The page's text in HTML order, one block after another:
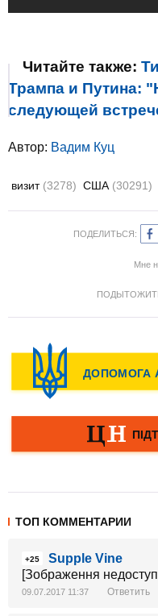
Читайте также:
Трампа и Путина:
следующей
Автор: Вадим Куц
визит (3278) США (30291)
ПОДЕЛИТЬСЯ:
Мне
ТОП КОММЕНТАРИИ
+25
Supple Vine
[Зображення
09.07.2017 11:37 Ответить